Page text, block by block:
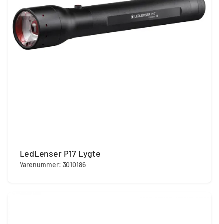
LedLenser P17 Lygte
Varenummer: 3010186